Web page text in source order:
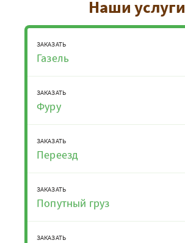
Наши услуги
ЗАКАЗАТЬ
Газель
ЗАКАЗАТЬ
Фуру
ЗАКАЗАТЬ
Переезд
ЗАКАЗАТЬ
Попутный груз
ЗАКАЗАТЬ